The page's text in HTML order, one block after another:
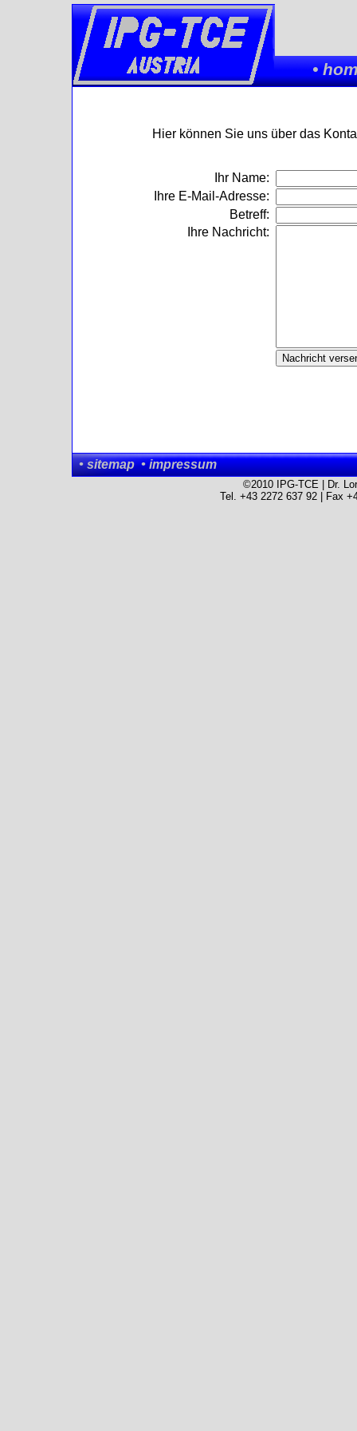
•
Hier können Sie uns über das
Ihr Name:
Ihre E-Mail-Adresse:
Betreff:
Ihre Nachricht:
•sitemap•impressum
©2010 IPG-TCE | Dr.
Tel. +43 2272 637 92 | Fax